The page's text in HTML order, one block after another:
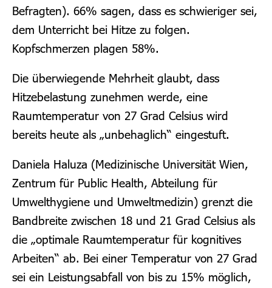
Befragten). 66% sagen, dass es schwieriger sei,
dem Unterricht bei Hitze zu folgen.
Kopfschmerzen plagen 58%.
Die überwiegende Mehrheit glaubt, dass
Hitzebelastung zunehmen werde, eine
Raumtemperatur von 27 Grad Celsius wird
bereits heute als „unbehaglich“ eingestuft.
Daniela Haluza (Medizinische Universität Wien,
Zentrum für Public Health, Abteilung für
Umwelthygiene und Umweltmedizin) grenzt die
Bandbreite zwischen 18 und 21 Grad Celsius als
die „optimale Raumtemperatur für kognitives
Arbeiten“ ab. Bei einer Temperatur von 27 Grad
sei ein Leistungsabfall von bis zu 15% möglich,